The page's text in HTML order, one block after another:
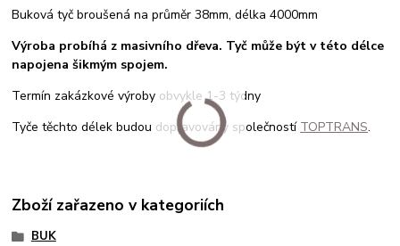
Buková tyč broušená na průměr 38mm, délka 4000mm
Výroba probíhá z masivního dřeva. Tyč může být v této délce
napojena šikmým spojem.
Termín zakázkové výroby obvykle 1-3 týdny
Tyče těchto délek budou dopravovány společností TOPTRANS.
Zboží zařazeno v kategoriích
BUK